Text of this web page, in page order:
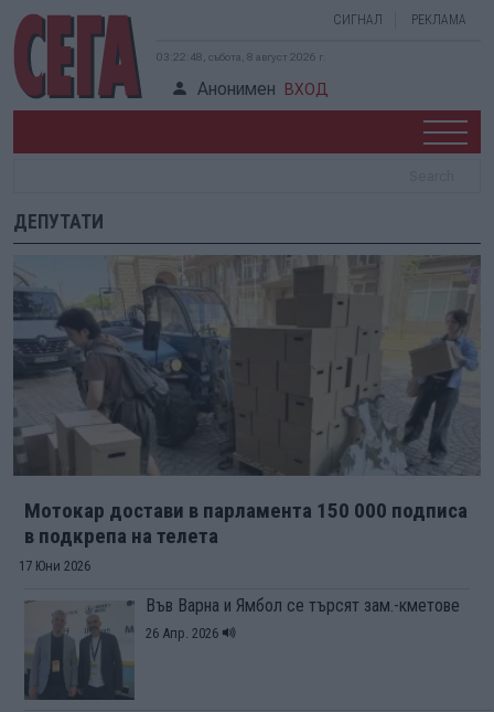
СИГНАЛ РЕКЛАМА
03:22:49, събота, 8 август 2026 г.
Анонимен ВХОД
ДЕПУТАТИ
Мотокар достави в парламента 150 000 подписа
в подкрепа на телета
17 Юни 2026
Във Варна и Ямбол се търсят зам.-кметове
26 Апр. 2026